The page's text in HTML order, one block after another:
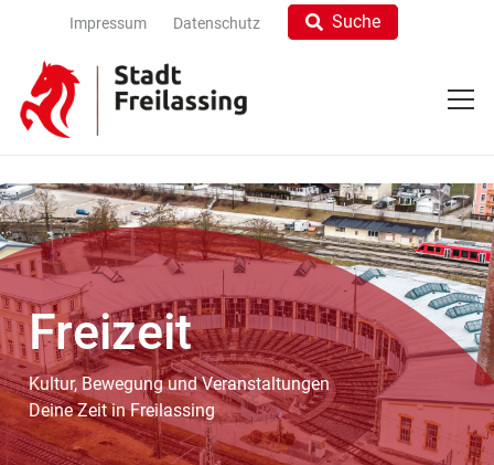
Impressum Datenschutz Suche
Freizeit
Kultur, Bewegung und Veranstaltungen
Deine Zeit in Freilassing